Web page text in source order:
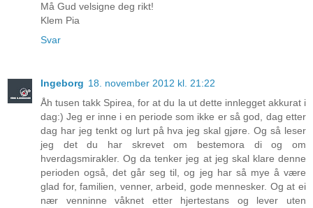
Må Gud velsigne deg rikt!
Klem Pia
Svar
Ingeborg 18. november 2012 kl. 21:22
Åh tusen takk Spirea, for at du la ut dette innlegget akkurat i
dag:) Jeg er inne i en periode som ikke er så god, dag etter
dag har jeg tenkt og lurt på hva jeg skal gjøre. Og så leser
jeg det du har skrevet om bestemora di og om
hverdagsmirakler. Og da tenker jeg at jeg skal klare denne
perioden også, det går seg til, og jeg har så mye å være
glad for, familien, venner, arbeid, gode mennesker. Og at ei
nær venninne våknet etter hjertestans og lever uten